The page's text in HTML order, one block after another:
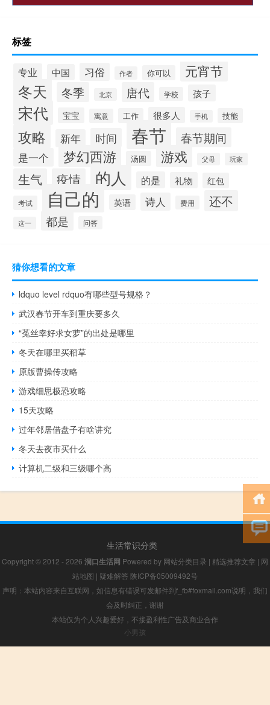
标签
专业 中国 习俗 作者 你可以 元宵节
冬天 冬季 北京 唐代 学校 孩子
宋代 宝宝 寓意 工作 很多人 手机 技能
攻略 新年 时间 春节 春节期间
是一个 梦幻西游 汤圆 游戏 父母 玩家
生气 疫情 的人 的是 礼物 红包
考试 自己的 英语 诗人 费用 还不
这一 都是 问答
猜你想看的文章
ldquo level rdquo有哪些型号规格？
武汉春节开车到重庆要多久
“菟丝幸好求女萝”的出处是哪里
冬天在哪里买稻草
原版曹操传攻略
游戏细思极恐攻略
15天攻略
过年邻居借盘子有啥讲究
冬天去夜市买什么
计算机二级和三级哪个高
生活常识分类
Copyright © 2012 - 2026 洞口生活网 Powered by 网站分类目录 | 精选推荐文章 | 网
站地图 | 疑难解答 陕ICP备05009492号
声明：本站内容来自互联网，如信息有错误可发邮件到f_fb#foxmail.com说明，我们
会及时纠正，谢谢
本站仅为个人兴趣爱好，不接盈利性广告及商业合作
小男孩